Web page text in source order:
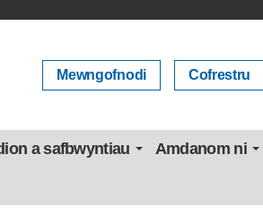
Mewngofnodi Cofrestru
a safbwyntiau Amdanom ni